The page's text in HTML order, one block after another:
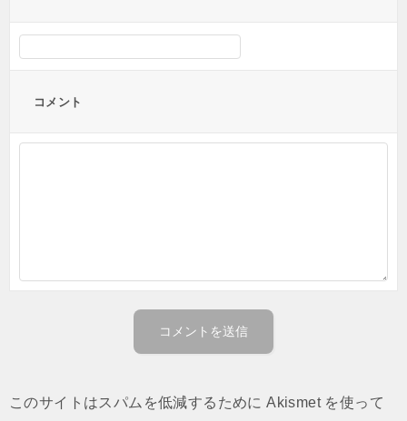
コメント
このサイトはスパムを低減するために Akismet を使って